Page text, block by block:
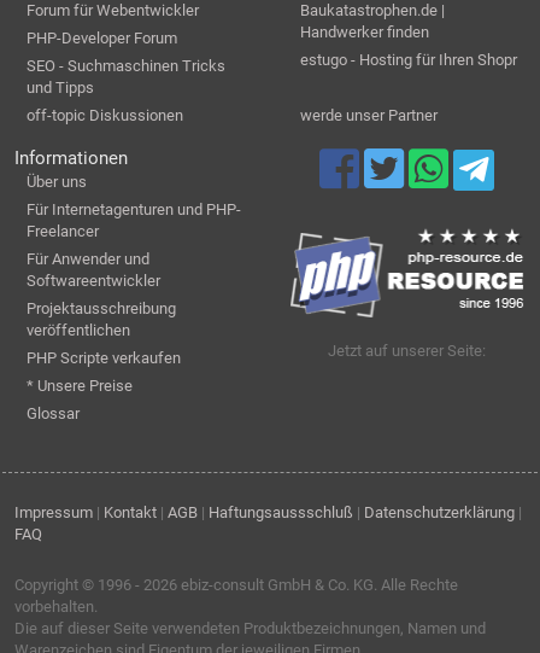
Forum für Webentwickler
PHP-Developer Forum
SEO - Suchmaschinen Tricks
und Tipps
off-topic Diskussionen
Baukatastrophen.de |
Handwerker finden
estugo - Hosting für Ihren Shopr
werde unser Partner
Informationen
Über uns
Für Internetagenturen und PHP-
Freelancer
Für Anwender und
Softwareentwickler
Projektausschreibung
veröffentlichen
PHP Scripte verkaufen
* Unsere Preise
Glossar
Jetzt auf unserer Seite:
Impressum | Kontakt | AGB | Haftungsaussschluß | Datenschutzerklärung |
FAQ
Copyright © 1996 - 2026 ebiz-consult GmbH & Co. KG. Alle Rechte
vorbehalten.
Die auf dieser Seite verwendeten Produktbezeichnungen, Namen und